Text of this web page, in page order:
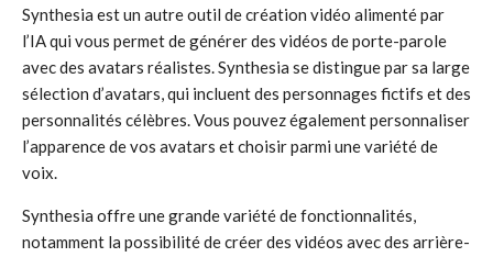
Synthesia est un autre outil de création vidéo alimenté par
l’IA qui vous permet de générer des vidéos de porte-parole
avec des avatars réalistes. Synthesia se distingue par sa large
sélection d’avatars, qui incluent des personnages fictifs et des
personnalités célèbres. Vous pouvez également personnaliser
l’apparence de vos avatars et choisir parmi une variété de
voix.
Synthesia offre une grande variété de fonctionnalités,
notamment la possibilité de créer des vidéos avec des arrière-